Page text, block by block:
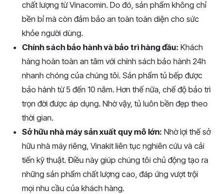
chất lượng từ Vinacomin. Do đó, sản phẩm không chỉ
bền bỉ mà còn đảm bảo an toàn toàn diện cho sức
khỏe người dùng.
Chính sách bảo hành và bảo trì hàng đầu: Khách
hàng hoàn toàn an tâm với chính sách bảo hành 24h
nhanh chóng của chúng tôi. Sản phẩm tủ bếp được
bảo hành từ 5 đến 10 năm. Hơn thế nữa, chế độ bảo trì
trọn đời được áp dụng. Nhờ vậy, tủ luôn bền đẹp theo
thời gian.
Sở hữu nhà máy sản xuất quy mô lớn: Nhờ lợi thế sở
hữu nhà máy riêng, Vinakit liên tục nghiên cứu và cải
tiến kỹ thuật. Điều này giúp chúng tôi chủ động tạo ra
những sản phẩm chất lượng cao, đáp ứng vượt trội
mọi nhu cầu của khách hàng.